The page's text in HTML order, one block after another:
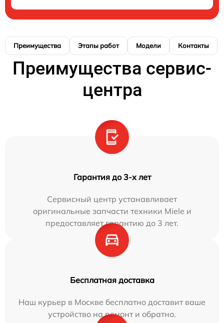
Преимущества Этапы работ Модели Контакты
Преимущества сервис-
центра
Гарантия до 3-х лет
Сервисный центр устанавливает
оригинальные запчасти техники Miele и
предоставляет гарантию до 3 лет.
Бесплатная доставка
Наш курьер в Москве бесплатно доставит ваше
устройство на ремонт и обратно.